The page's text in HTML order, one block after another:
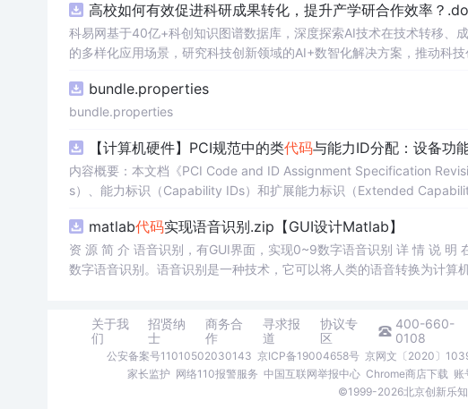
程的学生，特别是准备期末考试或需要强化基础知识的初学者。; 使用场景及目标：①用于考前复习，检验对C语言核心概念的掌握程度；
②辅助教师出题或课堂教学练习；③通过反复练习提高编程思维与代码
重点关注易错题和涉及复杂逻辑控制的题目，理解每道题背后的程序执
高校如何有效促进科研成果转化，提升产学研合作效率？
科易网基于40亿+科创知识图谱数据库，深度探索AI技术在技术转移、
的多样化应用场景，研究科技创新领域的AI+数智化解决方案，推动科技
bundle.properties
bundle.properties
【计算机硬件】PCI规范中的类代码与能力ID分配：设备功
内容概要：本文档《PCI Code and ID Assignment Specification
s）、能力标识（Capability IDs）和扩展能力标识（Extended
matlab代码实现语音识别.zip【GUI设计Matlab】
资 源 简 介 语音识别，有GUI界面，实现0~9数字语音识别 详 情 说
数字语音识别。语音识别是一种技术，它可以将人类的语音转换为计算
用户能够轻松地使用语音识别系统。通过GUI界面，用户可以输入数字
因此，通过结合语音识别技术和GUI界面，我们可以实现0到9的数字
关于我
们
招贤纳
士
商务合
作
寻求报
道
协议专
区
400-660-
0108
公安备案号11010502030143 京ICP备19004658号 京网文〔2020〕
家长监护 网络110报警服务 中国互联网举报中心 Chrome商店下载 账
©1999-2026北京创新乐知